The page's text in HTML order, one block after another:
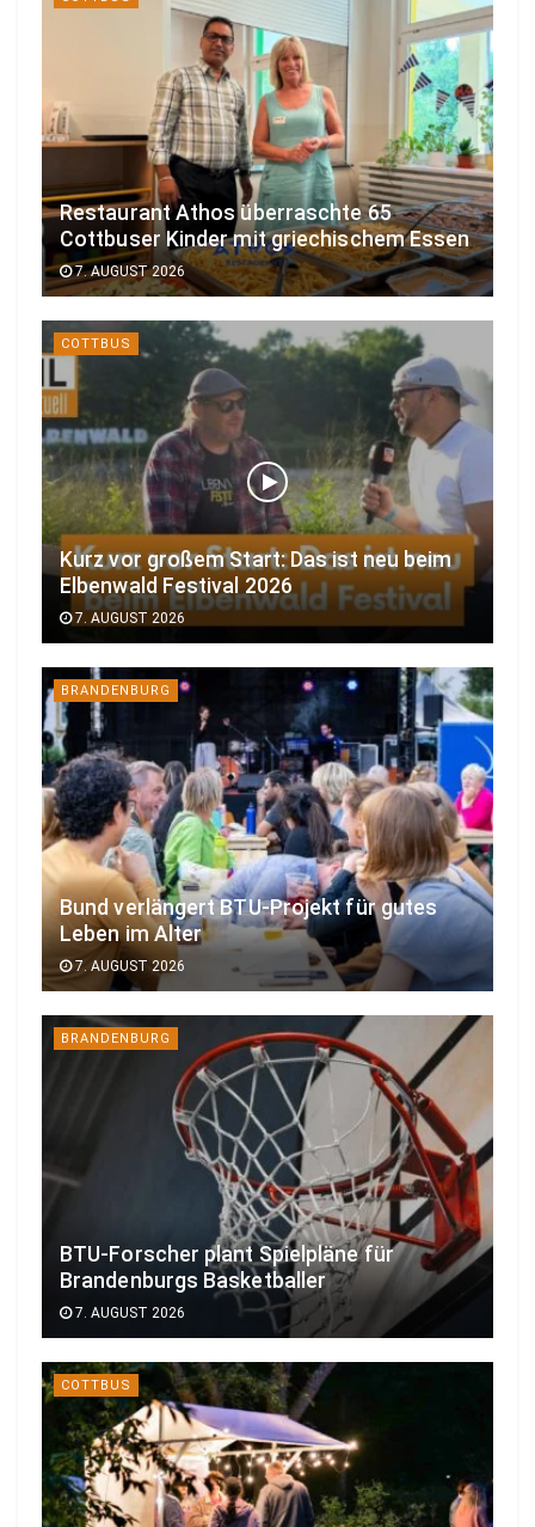
Restaurant Athos überraschte 65
Cottbuser Kinder mit griechischem Essen
7. AUGUST 2026
COTTBUS
Kurz vor großem Start: Das ist neu beim
Elbenwald Festival 2026
7. AUGUST 2026
BRANDENBURG
Bund verlängert BTU-Projekt für gutes
Leben im Alter
7. AUGUST 2026
BRANDENBURG
BTU-Forscher plant Spielpläne für
Brandenburgs Basketballer
7. AUGUST 2026
COTTBUS